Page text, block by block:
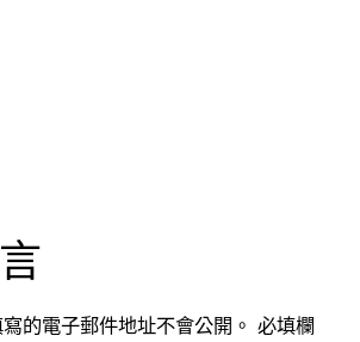
的電子郵件地址不會公開。 必填欄